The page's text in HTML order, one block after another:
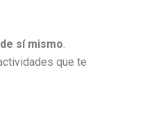
sí mismo.
que te